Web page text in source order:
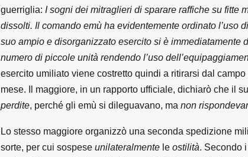
guerriglia: I sogni dei mitraglieri di sparare raffiche su fitte
dissolti. Il comando emù ha evidentemente ordinato l’uso
suo ampio e disorganizzato esercito si è immediatamente
numero di piccole unità rendendo l’uso
esercito umiliato viene costretto quindi a ritirarsi dal
mese. Il maggiore, in un rapporto ufficiale, dichiarò che il
perdite, perché gli emù si dileguavano, ma non
Lo stesso maggiore organizzò una seconda spedizione
sorte, per cui sospese unilateralmente le ostilità. Secondo